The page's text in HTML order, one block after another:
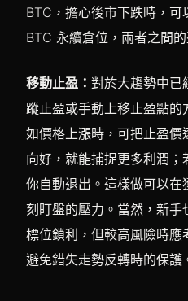
BTC，擔心後市下跌時，
BTC 永續倉位，兩者之間
移動止盈：對於大趨勢中已
蹤止盈或手動上移止盈點
如價格上漲時，可把止盈
向好，就能捕捉更多利潤
你自動退出。這樣做可以
刻盯盤的壓力。當然，新手
標位鎖利，但較高風險時應
避免錯失走勢反轉時的保護